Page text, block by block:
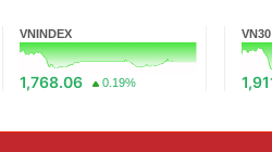
VNINDEX
1,768.06 0.19%
VN30